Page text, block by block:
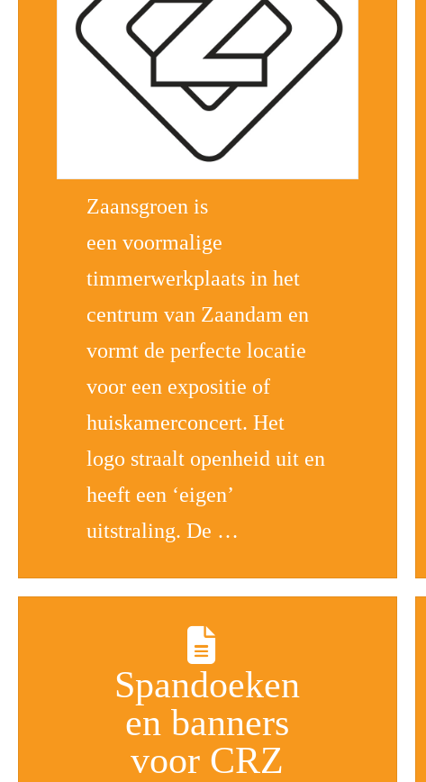
Zaansgroen is
een voormalige
timmerwerkplaats in het
centrum van Zaandam en
vormt de perfecte locatie
voor een expositie of
huiskamerconcert. Het
logo straalt openheid uit en
heeft een ‘eigen’
uitstraling. De …
Spandoeken
en banners
voor CRZ